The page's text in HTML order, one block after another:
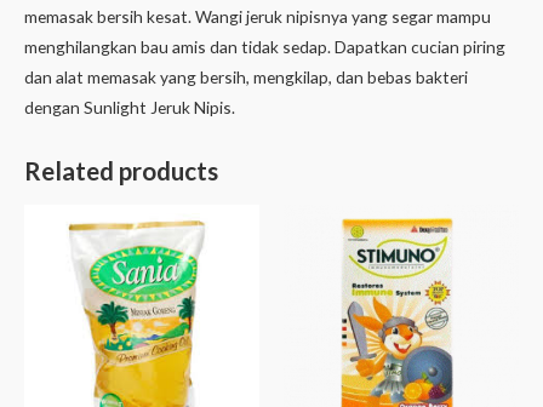
memasak bersih kesat. Wangi jeruk nipisnya yang segar mampu
menghilangkan bau amis dan tidak sedap. Dapatkan cucian piring
dan alat memasak yang bersih, mengkilap, dan bebas bakteri
dengan Sunlight Jeruk Nipis.
Related products